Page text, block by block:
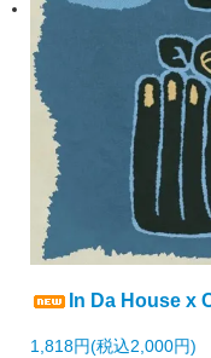
In Da House x
1,818円(税込2,000円)